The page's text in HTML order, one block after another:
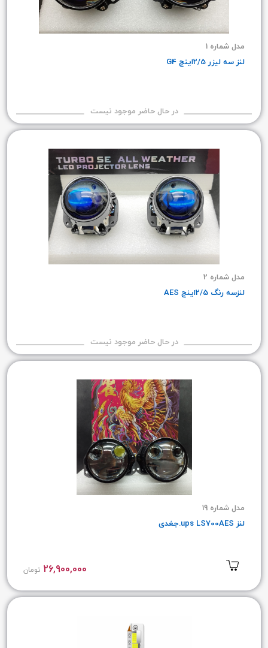
مدل شماره 1
لنز سه لیزر 2/5اینچ G4
در حال حاضر موجود نیست
مدل شماره 2
لنزسه رنگ 2/5اینچ AES
در حال حاضر موجود نیست
مدل شماره 19
لنز ups LS700AES.جغدی
26,900,000 تومان